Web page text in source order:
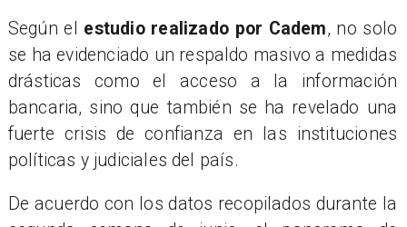
Según el estudio realizado por Cadem, no solo
se ha evidenciado un respaldo masivo a medidas
drásticas como el acceso a la información
bancaria, sino que también se ha revelado una
fuerte crisis de confianza en las instituciones
políticas y judiciales del país.
De acuerdo con los datos recopilados durante la